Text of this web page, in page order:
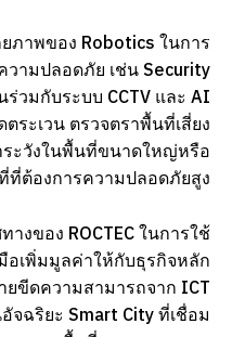
ภาพของ Robotics ในการ
ามปลอดภัย เช่น Security
วมกับระบบ CCTV และ AI
ระเวน ตรวจตราพื้นที่เสี่ยง
ระวังในพื้นที่ขนาดใหญ่หรือ
ที่ต้องการความปลอดภัยสูง
งของ ROCTEC ในการใช้
อเพิ่มมูลค่าให้กับธุรกิจหลัก
ยขีดความสามารถจาก ICT
ฉริยะ Smart City ที่เชื่อม